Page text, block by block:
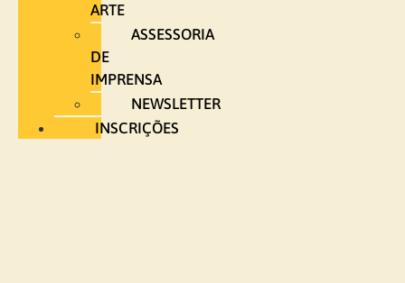
ARTE
ASSESSORIA
DE
IMPRENSA
NEWSLETTER
INSCRIÇÕES